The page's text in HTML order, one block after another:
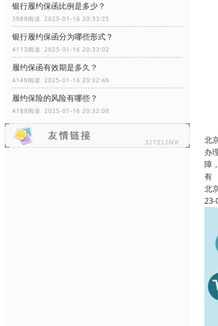
银行履约保函比例是多少？
3989阅读 2025-01-16 20:33:25
银行履约保函分为哪些形式？
4113阅读 2025-01-16 20:33:02
履约保函有效期是多久？
4149阅读 2025-01-16 20:32:46
履约保险的风险有哪些？
4189阅读 2025-01-16 20:32:08
北
办
障
有
北
23-